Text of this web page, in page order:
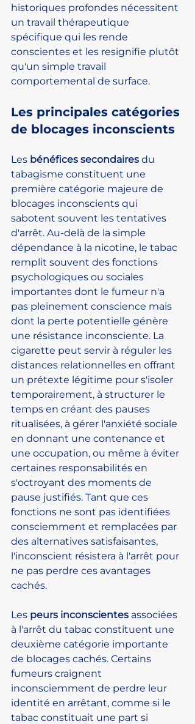
historiques profondes nécessitent
un travail thérapeutique
spécifique qui les rende
conscientes et les resignifie plutôt
qu'un simple travail
comportemental de surface.
Les principales catégories
de blocages inconscients
Les bénéfices secondaires du
tabagisme constituent une
première catégorie majeure de
blocages inconscients qui
sabotent souvent les tentatives
d'arrêt. Au-delà de la simple
dépendance à la nicotine, le tabac
remplit souvent des fonctions
psychologiques ou sociales
importantes dont le fumeur n'a
pas pleinement conscience mais
dont la perte potentielle génère
une résistance inconsciente. La
cigarette peut servir à réguler les
distances relationnelles en offrant
un prétexte légitime pour s'isoler
temporairement, à structurer le
temps en créant des pauses
ritualisées, à gérer l'anxiété sociale
en donnant une contenance et
une occupation, ou même à éviter
certaines responsabilités en
s'octroyant des moments de
pause justifiés. Tant que ces
fonctions ne sont pas identifiées
consciemment et remplacées par
des alternatives satisfaisantes,
l'inconscient résistera à l'arrêt pour
ne pas perdre ces avantages
cachés.
Les peurs inconscientes associées
à l'arrêt du tabac constituent une
deuxième catégorie importante
de blocages cachés. Certains
fumeurs craignent
inconsciemment de perdre leur
identité en arrêtant, comme si le
tabac constituait une part si